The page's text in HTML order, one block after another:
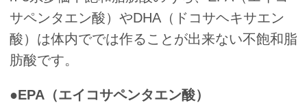
サペンタエン酸）やDHA（ドコサヘキサエン
酸）は体内ででは作ることが出来ない不飽和脂
肪酸です。
●EPA（エイコサペンタエン酸）